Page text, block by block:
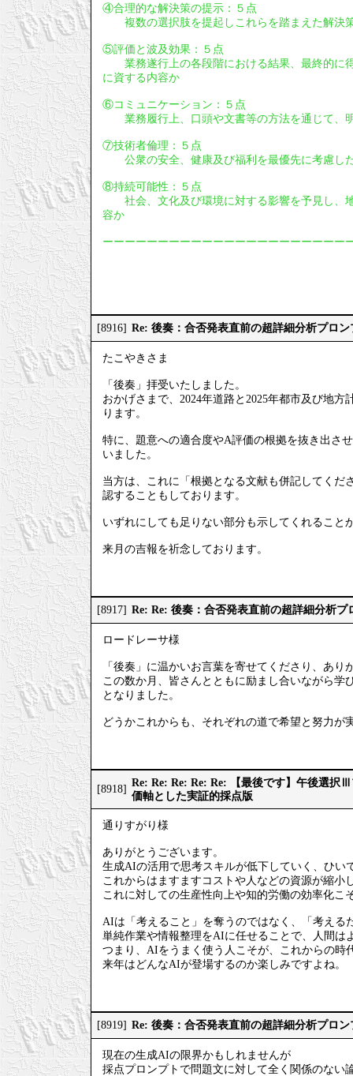
④合理的な解決策の提示：５点
複数の選択肢を提起しこれらを踏まえた解決
⑤評価と波及効果：５点
業務遂行上の各段階における結果、最終的に
に資する内容か
⑥コミュニケーション：５点
業務履行上、口頭や文書等の方法を通じて、
⑦技術者倫理：５点
公衆の安全、健康及び福利を最優先に考慮し
⑧持続可能性：５点
社会、文化及び環境に対する影響を予見し、
容か
ーーーーーーーーーーーーーーーーーーーーー
[8916] Re: 後奏：合否発表直前の超詳細分析プロ
たこやきさま
「後奏」拝受いたしました。
おかげさまで、2024年道路と2025年都市及び地
ります。
特に、題意への適合度やA評価の根拠を抜き出さ
いました。
当方は、これに「根拠となる文献も併記してく
認することもしております。
いずれにしても足りない部分も示してくれるこ
来月の吉報を祈念しております。
[8917] Re: Re: 後奏：合否発表直前の超詳細分析
ロードレーサ様
「後奏」に温かいお言葉を寄せてくださり、あり
この数か月、皆さんとともに励まし合いながら
となりました。
どうかこれからも、それぞれの道で希望と努力が
[8918]
Re: Re: Re: Re: Re: 【最後です】午後選択
価軸とした実証的採点版
通りすがり様
ありがとうございます。
生成AIの活用で思考スキルが低下していく、ひい
これからはますますコストや人などの資源が縮小
これに対しての生産性向上や知的労働の効率化こ
AIは「考えること」を奪うのではなく、「考える
単純作業や情報整理をAIに任せることで、人間は
つまり、AIをうまく使う人こそが、これからの時
来年はどんなAIが登場するのか楽しみですよね。
[8919] Re: 後奏：合否発表直前の超詳細分析プロ
現在の生成AIの限界かもしれませんが
採点プロンプトで問題文に対して全く関係のない